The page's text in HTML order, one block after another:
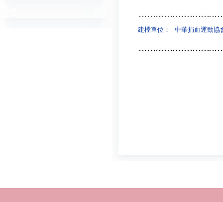
建檔單位： 中華捐血運動協